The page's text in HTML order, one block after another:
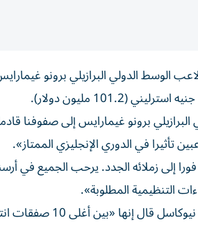
الوسط الدولي البرازيلي برونو
برونو غيمارايس إلى صفوفنا
تأثيرا في الدوري الإنجليزي الممتاز».
39 في النادي، وسينضم فورا إلى زملائه الجدد. يرحب
التنظيمية المطلوبة».
ولم يكشف أرسنال عن قيمة